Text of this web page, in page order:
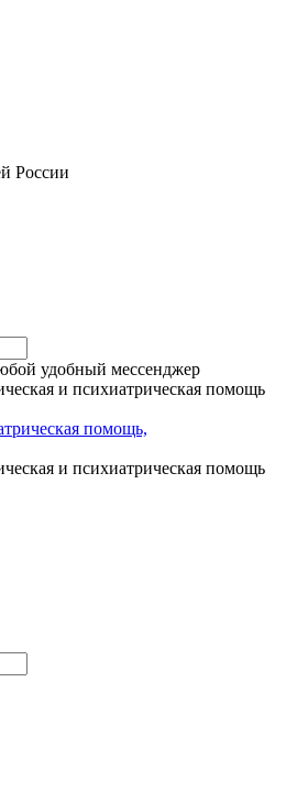
России
удобный мессенджер
и психиатрическая помощь
помощь,
и психиатрическая помощь